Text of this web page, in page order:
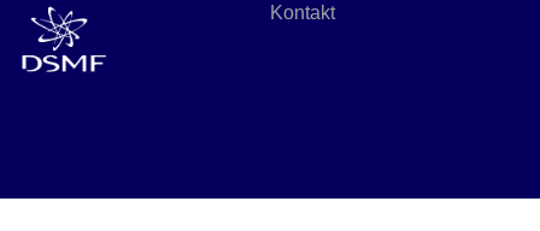
Kontakt